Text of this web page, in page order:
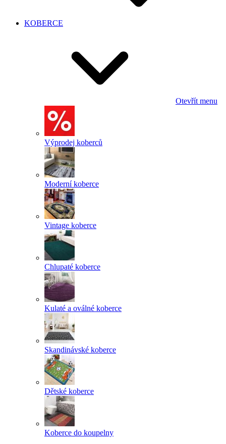
KOBERCE
Otevřít menu
Výprodej koberců
Moderní koberce
Vintage koberce
Chlupaté koberce
Kulaté a oválné koberce
Skandinávské koberce
Dětské koberce
Koberce do koupelny